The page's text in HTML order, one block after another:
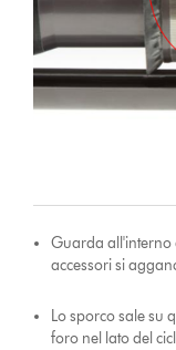
Guarda all'interno
accessori si
Lo sporco sale su
foro nel lato del